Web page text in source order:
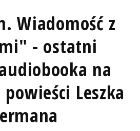
Wiadomość z
- ostatni
na
Leszka